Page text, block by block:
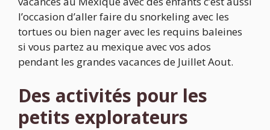
l’occasion d’aller faire du snorkeling avec les
tortues ou bien nager avec les requins baleines
si vous partez au mexique avec vos ados
pendant les grandes vacances de Juillet Aout.
Des activités pour les
petits explorateurs